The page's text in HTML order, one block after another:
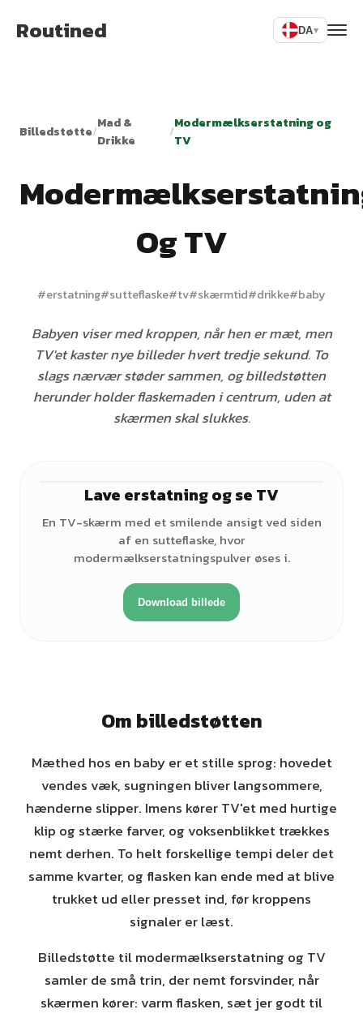
Routined DA▾
Billedstøtte/Mad &
Drikke
/Modermælkserstatning og
TV
Og TV
#erstatning#sutteflaske#tv#skærmtid#drikke#baby
Babyen viser med kroppen, når hen er mæt, men
TV'et kaster nye billeder hvert tredje sekund. To
slags nærvær støder sammen, og billedstøtten
herunder holder flaskemaden i centrum, uden at
skærmen skal slukkes.
Lave erstatning og se TV
En TV-skærm med et smilende ansigt ved siden
af en sutteflaske, hvor
modermælkserstatningspulver øses i.
Download billede
Om billedstøtten
Mæthed hos en baby er et stille sprog: hovedet
vendes væk, sugningen bliver langsommere,
hænderne slipper. Imens kører TV'et med hurtige
klip og stærke farver, og voksenblikket trækkes
nemt derhen. To helt forskellige tempi deler det
samme kvarter, og flasken kan ende med at blive
trukket ud eller presset ind, før kroppens
signaler er læst.
Billedstøtte til modermælkserstatning og TV
samler de små trin, der nemt forsvinder, når
skærmen kører: varm flasken, sæt jer godt til